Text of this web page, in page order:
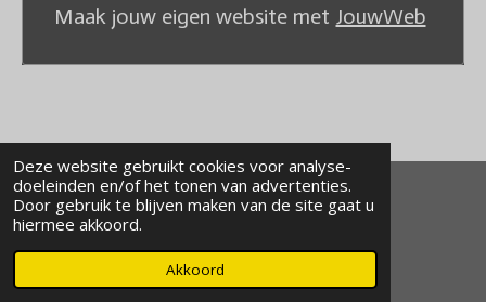
Deze website gebruikt cookies voor analyse-
doeleinden en/of het tonen van advertenties.
Door gebruik te blijven maken van de site gaat u
hiermee akkoord.
Akkoord
Maak jouw eigen website met JouwWeb
© 2020 - 2026 kaiodojo
Powered byJouwWeb